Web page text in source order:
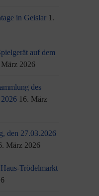
in Geislar 1.
auf dem
März 2026
des
16. März
den 27.03.2026
März 2026
Trödelmarkt